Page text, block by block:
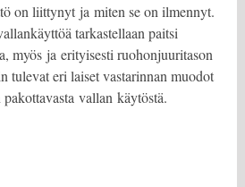
on liittynyt ja miten se on ilmennyt.
tarkastellaan paitsi
myös ja erityisesti ruohonjuuritason
tulevat eri laiset vastarinnan muodot
vallan käytöstä.